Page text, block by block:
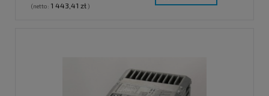
(netto: 1 443,41 zł)